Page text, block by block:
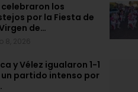
celebraron los
por la Fiesta de
de…
y Vélez igualaron 1-1
un partido intenso por